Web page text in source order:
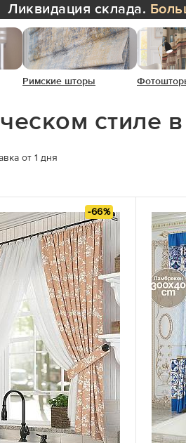
Ликвидация склада.
Римские шторы
стиле
от 1 дня
-66%